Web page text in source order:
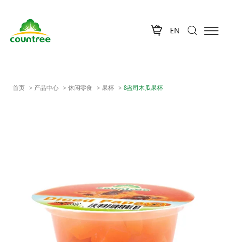
EN
首页 产品中心 休闲零食 果杯 8盎司木瓜果杯